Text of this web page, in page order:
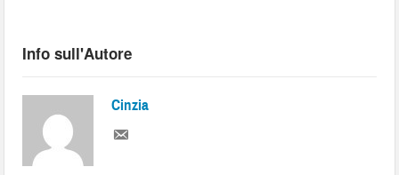
Info sull'Autore
Cinzia